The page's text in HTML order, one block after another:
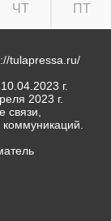
ЧТ ПТ
tulapressa.ru/
г.
2023 г.